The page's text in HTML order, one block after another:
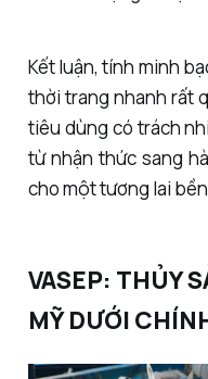
Kết luận, tính minh
thời trang nhanh rất
tiêu dùng có trách
từ nhận thức sang
cho một tương lai
VASEP: THỦY
MỸ DƯỚI